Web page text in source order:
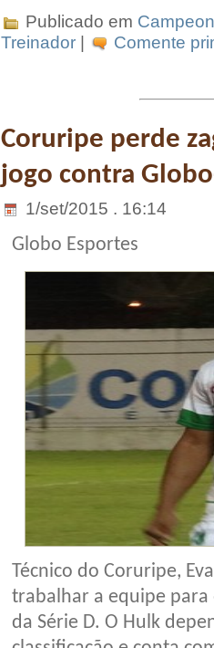
Publicado em
Treinador | Comente
Coruripe perde
jogo contra
1/set/2015 . 16:14
Globo Esportes
Técnico do Coruripe,
trabalhar a equipe
da Série D. O Hulk